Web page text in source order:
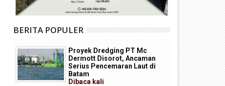
BERITA POPULER
Proyek Dredging PT Mc
Dermott Disorot, Ancaman
Serius Pencemaran Laut di
Batam
Dibaca kali